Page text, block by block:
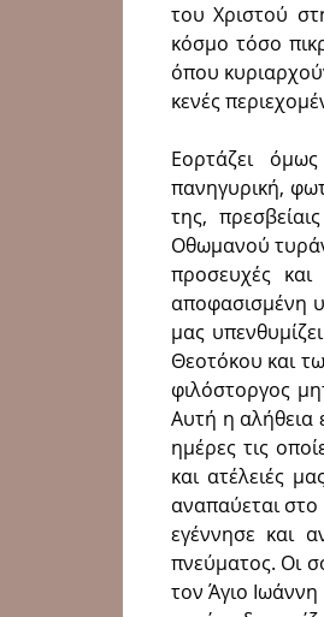
του Χριστού
κόσμο τόσο
όπου
κενές
Εορτάζει
πανηγυρική,
της,
Οθωμανού
προσευχές
αποφασισμένη
μας
Θεοτόκου και
φιλόστοργος
Αυτή η αλήθεια
ημέρες τις
και ατέλειές
αναπαύεται
εγέννησε και
πνεύματος. Οι
τον Άγιο